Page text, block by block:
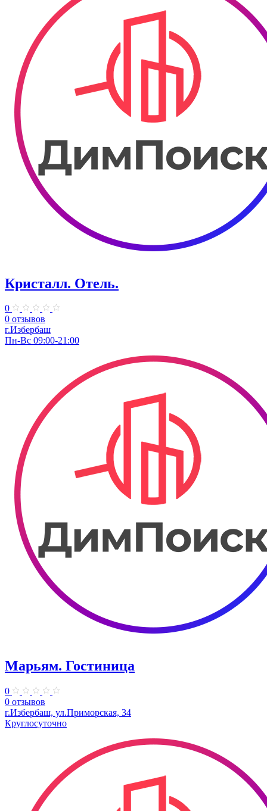
Кристалл. Отель.
0
0 отзывов
г.Избербаш
Пн-Вс 09:00-21:00
Марьям. Гостиница
0
0 отзывов
г.Избербаш, ул.Приморская, 34
Круглосуточно